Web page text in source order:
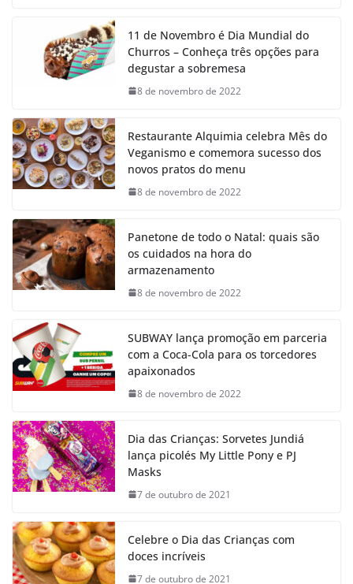
11 de Novembro é Dia Mundial do
Churros – Conheça três opções para
degustar a sobremesa
8 de novembro de 2022
Restaurante Alquimia celebra Mês do
Veganismo e comemora sucesso dos
novos pratos do menu
8 de novembro de 2022
Panetone de todo o Natal: quais são
os cuidados na hora do
armazenamento
8 de novembro de 2022
SUBWAY lança promoção em parceria
com a Coca-Cola para os torcedores
apaixonados
8 de novembro de 2022
Dia das Crianças: Sorvetes Jundiá
lança picolés My Little Pony e PJ
Masks
7 de outubro de 2021
Celebre o Dia das Crianças com
doces incríveis
7 de outubro de 2021